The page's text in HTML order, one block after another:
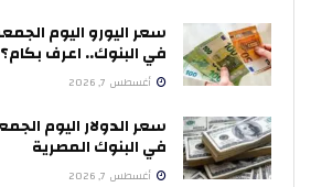
في البنوك.. اعرف بكام؟
أغسطس 7, 2026
في البنوك المصرية
أغسطس 7, 2026